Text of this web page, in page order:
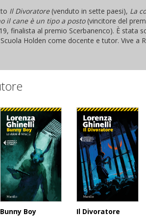
Il Divoratore(venduto in sette paesi), La
il cane è un tipo a posto(vincitore del
finalista al premio Scerbanenco). È stata
Holden come docente e tutor. Vive a
Bunny Boy Il Divoratore